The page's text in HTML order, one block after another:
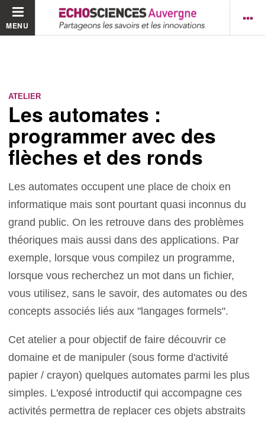
MENU
ATELIER
Les automates :
programmer avec des
flèches et des ronds
Les automates occupent une place de choix en
informatique mais sont pourtant quasi inconnus du
grand public. On les retrouve dans des problèmes
théoriques mais aussi dans des applications. Par
exemple, lorsque vous compilez un programme,
lorsque vous recherchez un mot dans un fichier,
vous utilisez, sans le savoir, des automates ou des
concepts associés liés aux "langages formels".
Cet atelier a pour objectif de faire découvrir ce
domaine et de manipuler (sous forme d'activité
papier / crayon) quelques automates parmi les plus
simples. L'exposé introductif qui accompagne ces
activités permettra de replacer ces objets abstraits